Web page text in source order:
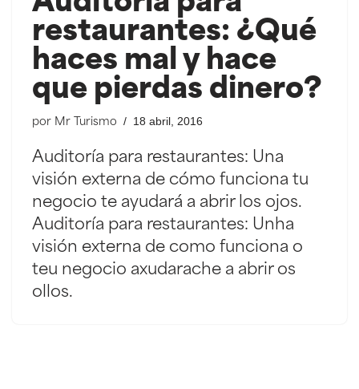
restaurantes: ¿Qué
haces mal y hace
que pierdas dinero?
por Mr Turismo 18 abril, 2016
Auditoría para restaurantes: Una
visión externa de cómo funciona tu
negocio te ayudará a abrir los ojos.
Auditoría para restaurantes: Unha
visión externa de como funciona o
teu negocio axudarache a abrir os
ollos.